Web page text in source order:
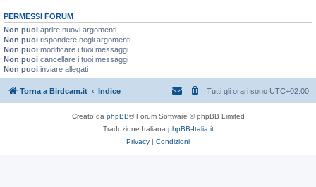
PERMESSI FORUM
Non puoi aprire nuovi argomenti
Non puoi rispondere negli argomenti
Non puoi modificare i tuoi messaggi
Non puoi cancellare i tuoi messaggi
Non puoi inviare allegati
Torna a Birdcam.it Indice Tutti gli orari sono UTC+02:00
Creato da phpBB® Forum Software © phpBB Limited
Traduzione Italiana phpBB-Italia.it
Privacy | Condizioni